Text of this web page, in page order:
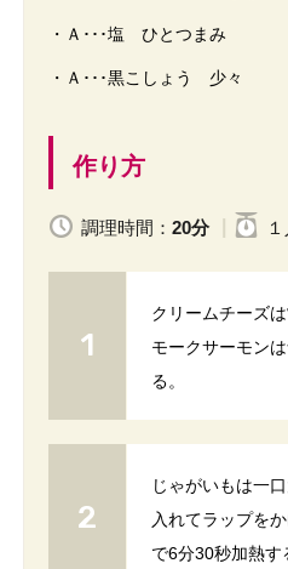
・Ａ･･･塩 ひとつまみ
・Ａ･･･黒こしょう 少々
作り方
調理時間： 20分
クリームチーズ
モークサーモン
る。
じゃがいもは一
入れてラップを
で6分30秒加熱す